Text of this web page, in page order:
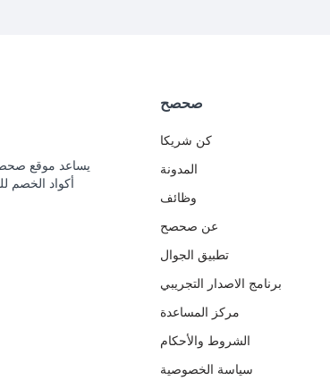
يساعد موقع
أكواد الخصم
صحصح
كن شريكا
المدونة
وظائف
عن صحصح
تطبيق الجوال
برنامج الاصدار التجريبي
مركز المساعدة
الشروط والأحكام
سياسة الخصوصية